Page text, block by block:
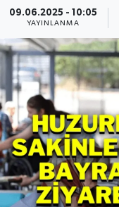
09.06.2025 - 10:05
YAYINLANMA
Kültür Sanat
Resmi Reklam
Röportajlar